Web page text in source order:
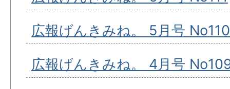
広報げんきみね。 5月号 No110
広報げんきみね。 4月号